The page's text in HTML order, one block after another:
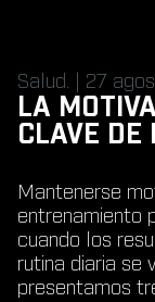
Salud. | 27
LA
CLAVE DE
Mantenerse
entrenamiento
cuando los
rutina diaria se
presentamos